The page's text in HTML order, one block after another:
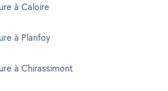
à Caloire
à Planfoy
à Chirassimont